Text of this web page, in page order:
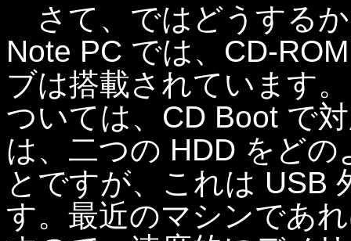
さて、ではどうする
Note PC では、CD-
ブは搭載されています
ついては、CD Boot で
は、二つの HDD をど
とですが、これは USB
す。最近のマシンであ